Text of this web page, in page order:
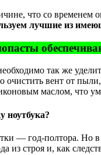
что со временем
лучшие из
так же
вент от
маслом, что
ноутбука?
— год-полтора. Но
из строя и, как